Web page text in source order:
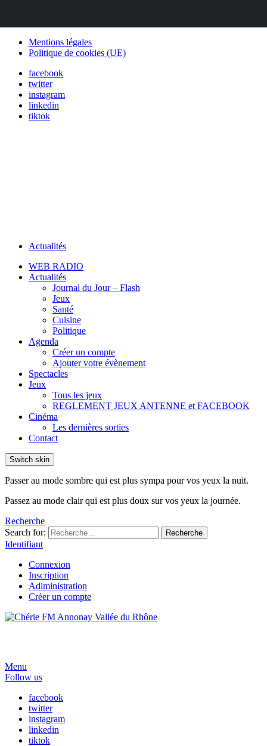
Mentions légales
Politique de cookies (UE)
facebook
twitter
instagram
linkedin
tiktok
Actualités
WEB RADIO
Actualités
Journal du Jour – Flash
Jeux
Santé
Cuisine
Politique
Agenda
Créer un compte
Ajouter votre évènement
Spectacles
Jeux
Tous les jeux
REGLEMENT JEUX ANTENNE et FACEBOOK
Cinéma
Les dernières sorties
Contact
Switch skin
Passer au mode sombre qui est plus sympa pour vos yeux la nuit.
Passez au mode clair qui est plus doux sur vos yeux la journée.
Recherche
Search for:
Recherche
Identifiant
Connexion
Inscription
Adiministration
Créer un compte
Menu
Follow us
facebook
twitter
instagram
linkedin
tiktok